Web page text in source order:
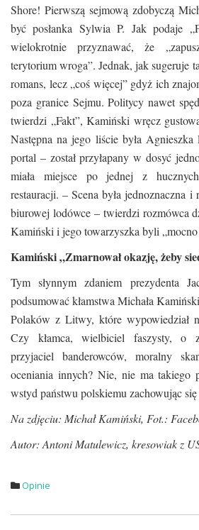
Shore! Pierwszą sejmową zdobyczą
być posłanka Sylwia P. Jak podaje
wielokrotnie przyznawać, że
terytorium wroga”. Jednak, jak sugeruje
romans, lecz „coś więcej” gdyż ich
poza granice Sejmu. Politycy nawet
twierdzi „Fakt”, Kamiński wręcz
Następna na jego liście była
portal – został przyłapany w dosyć
miała miejsce po jednej z
restauracji. – Scena była jednoznaczna i
biurowej lodówce – twierdzi rozmówca
Kamiński i jego towarzyszka byli
Kamiński „Zmarnował okazję, żeby
Tym słynnym zdaniem prezydenta
podsumować kłamstwa Michała
Polaków z Litwy, które wypowiedział
Czy kłamca, wielbiciel faszysty, o
przyjaciel banderowców, moralny
oceniania innych? Nie, nie ma takiego
wstyd państwu polskiemu zachowując
Na zdjęciu: Michał Kamiński, Fot.:
Autor: Antoni Matulewicz, kresowiak z
Opinie